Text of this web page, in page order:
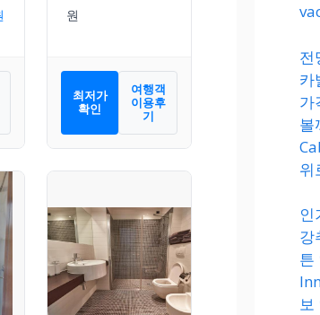
최저가
확인
여행객
이용후
기
전
카
가
볼
위
인
강
튼
보